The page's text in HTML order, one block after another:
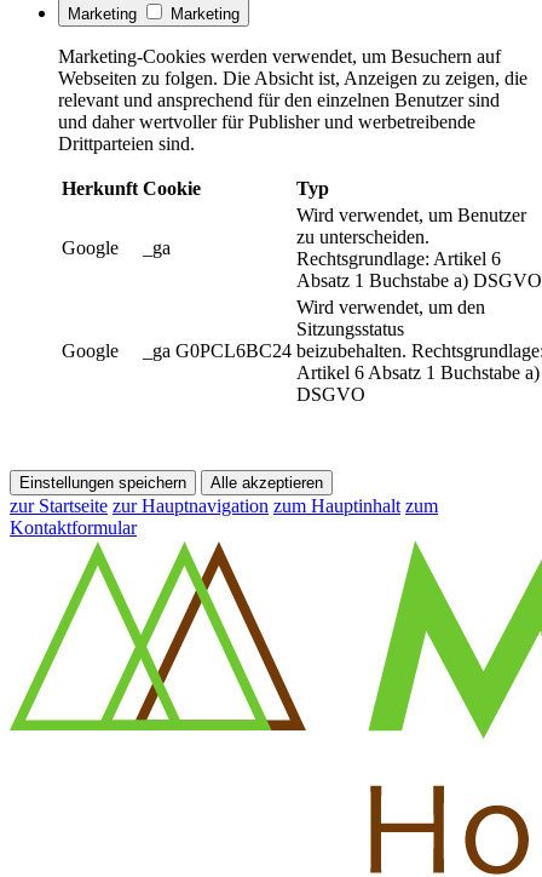
Marketing Marketing
Marketing-Cookies werden verwendet, um Besuchern auf
Webseiten zu folgen. Die Absicht ist, Anzeigen zu zeigen, die
relevant und ansprechend für den einzelnen Benutzer sind
und daher wertvoller für Publisher und werbetreibende
Drittparteien sind.
Herkunft Cookie Typ
Google _ga
Wird verwendet, um Benutzer
zu unterscheiden.
Rechtsgrundlage: Artikel 6
Absatz 1 Buchstabe a) DSGVO
Google _ga G0PCL6BC24
Wird verwendet, um den
Sitzungsstatus
beizubehalten.
Artikel 6 Absatz 1 Buchstabe a)
DSGVO
Einstellungen speichern Alle akzeptieren
zur Startseite zur Hauptnavigation zum Hauptinhalt zum
Kontaktformular